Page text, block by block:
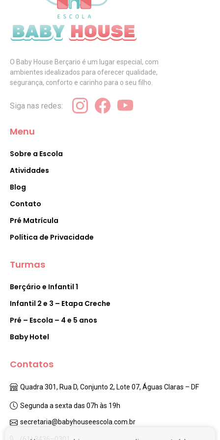
O Baby House Berçario é um lugar especial, com
ambientes idealizados para oferecer qualidade,
segurança, conforto e carinho para o seu filho.
Siga nas redes:
Menu
Sobre a Escola
Atividades
Blog
Contato
Pré Matrícula
Política de Privacidade
Turmas
Berçário e Infantil 1
Infantil 2 e 3 – Etapa Creche
Pré – Escola – 4 e 5 anos
Baby Hotel
Contatos
Quadra 301, Rua D, Conjunto 2, Lote 07, Águas Claras – DF
Segunda a sexta das 07h às 19h
secretaria@babyhouseescola.com.br